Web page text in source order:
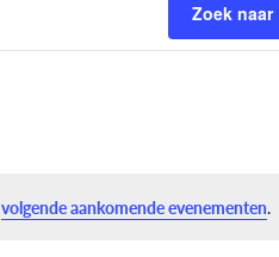
volgende aankomende evenementen.
Zoek naar